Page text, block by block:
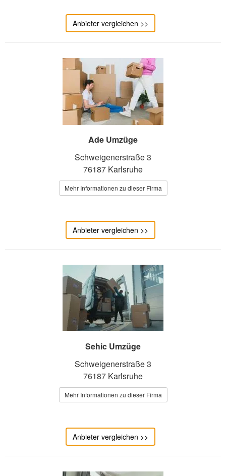
Anbieter vergleichen >>
Ade Umzüge
Schweigenerstraße 3
76187 Karlsruhe
Mehr Informationen zu dieser Firma
Anbieter vergleichen >>
Sehic Umzüge
Schweigenerstraße 3
76187 Karlsruhe
Mehr Informationen zu dieser Firma
Anbieter vergleichen >>